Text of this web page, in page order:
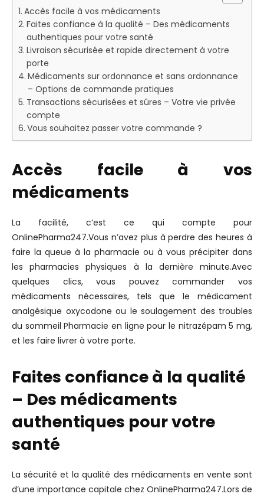
Accès facile à vos médicaments
Faites confiance à la qualité – Des médicaments
authentiques pour votre santé
Livraison sécurisée et rapide directement à votre
porte
Médicaments sur ordonnance et sans ordonnance
– Options de commande pratiques
Transactions sécurisées et sûres – Votre vie privée
compte
Vous souhaitez passer votre commande ?
Accès facile à vos
médicaments
La facilité, c’est ce qui compte pour
OnlinePharma247.Vous n’avez plus à perdre des heures à
faire la queue à la pharmacie ou à vous précipiter dans
les pharmacies physiques à la dernière minute.Avec
quelques clics, vous pouvez commander vos
médicaments nécessaires, tels que le médicament
analgésique oxycodone ou le soulagement des troubles
du sommeil Pharmacie en ligne pour le nitrazépam 5 mg,
et les faire livrer à votre porte.
Faites confiance à la qualité
– Des médicaments
authentiques pour votre
santé
La sécurité et la qualité des médicaments en vente sont
d’une importance capitale chez OnlinePharma247.Lors de